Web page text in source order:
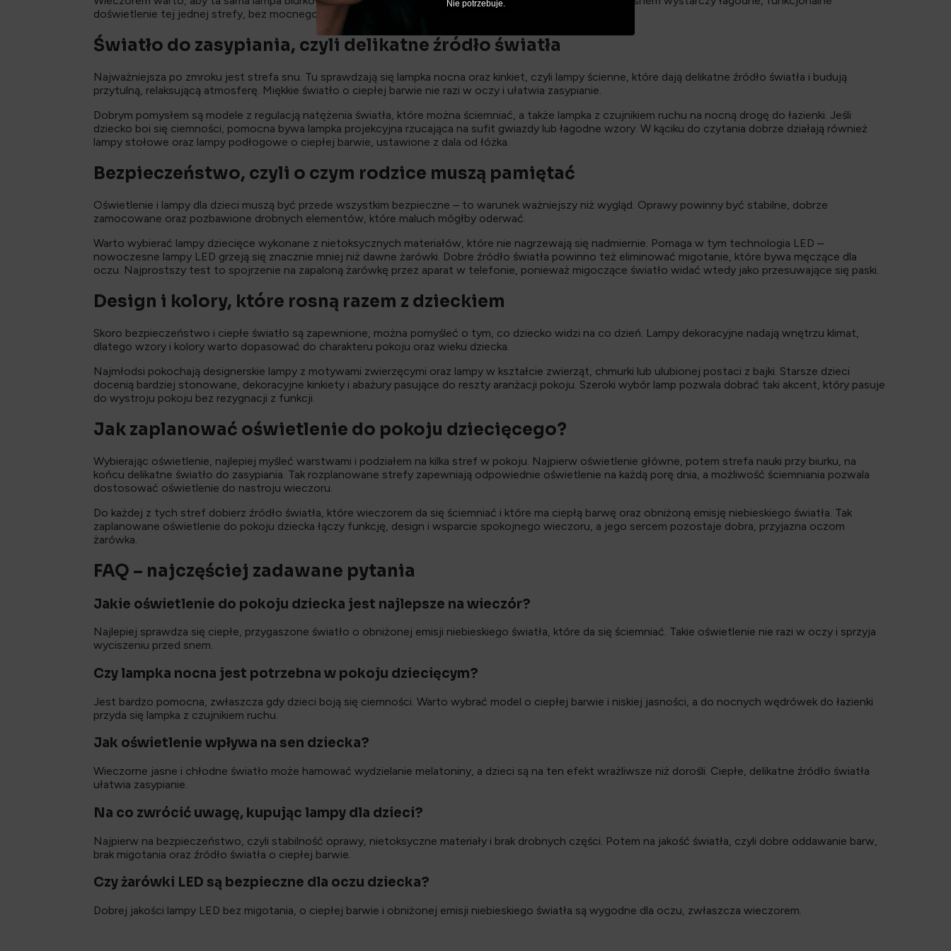
doświetlenie tej jednej strefy, bez mocnego, pobudzającego światła.
Światło do zasypiania, czyli delikatne źródło światła
Najważniejsza po zmroku jest strefa snu. Tu sprawdzają się lampka nocna oraz kinkiet, czyli lampy ścienne, które dają delikatne źródło światła i budują
przytulną, relaksującą atmosferę. Miękkie światło o ciepłej barwie nie razi w oczy i ułatwia zasypianie.
Dobrym pomysłem są modele z regulacją natężenia światła, które można ściemniać, a także lampka z czujnikiem ruchu na nocną drogę do łazienki. Jeśli
dziecko boi się ciemności, pomocna bywa lampka projekcyjna rzucająca na sufit gwiazdy lub łagodne wzory. W kąciku do czytania dobrze działają również
lampy stołowe oraz lampy podłogowe o ciepłej barwie, ustawione z dala od łóżka.
Bezpieczeństwo, czyli o czym rodzice muszą pamiętać
Oświetlenie i lampy dla dzieci muszą być przede wszystkim bezpieczne – to warunek ważniejszy niż wygląd. Oprawy powinny być stabilne, dobrze
zamocowane oraz pozbawione drobnych elementów, które maluch mógłby oderwać.
Warto wybierać lampy dziecięce wykonane z nietoksycznych materiałów, które nie nagrzewają się nadmiernie. Pomaga w tym technologia LED –
nowoczesne lampy LED grzeją się znacznie mniej niż dawne żarówki. Dobre źródło światła powinno też eliminować migotanie, które bywa męczące dla
oczu. Najprostszy test to spojrzenie na zapaloną żarówkę przez aparat w telefonie, ponieważ migoczące światło widać wtedy jako przesuwające się paski.
Design i kolory, które rosną razem z dzieckiem
Skoro bezpieczeństwo i ciepłe światło są zapewnione, można pomyśleć o tym, co dziecko widzi na co dzień. Lampy dekoracyjne nadają wnętrzu klimat,
dlatego wzory i kolory warto dopasować do charakteru pokoju oraz wieku dziecka.
Najmłodsi pokochają designerskie lampy z motywami zwierzęcymi oraz lampy w kształcie zwierząt, chmurki lub ulubionej postaci z bajki. Starsze dzieci
docenią bardziej stonowane, dekoracyjne kinkiety i abażury pasujące do reszty aranżacji pokoju. Szeroki wybór lamp pozwala dobrać taki akcent, który pasuje
do wystroju pokoju bez rezygnacji z funkcji.
Jak zaplanować oświetlenie do pokoju dziecięcego?
Wybierając oświetlenie, najlepiej myśleć warstwami i podziałem na kilka stref w pokoju. Najpierw oświetlenie główne, potem strefa nauki przy biurku, na
końcu delikatne światło do zasypiania. Tak rozplanowane strefy zapewniają odpowiednie oświetlenie na każdą porę dnia, a możliwość ściemniania pozwala
dostosować oświetlenie do nastroju wieczoru.
Do każdej z tych stref dobierz źródło światła, które wieczorem da się ściemniać i które ma ciepłą barwę oraz obniżoną emisję niebieskiego światła. Tak
zaplanowane oświetlenie do pokoju dziecka łączy funkcję, design i wsparcie spokojnego wieczoru, a jego sercem pozostaje dobra, przyjazna oczom
żarówka.
FAQ – najczęściej zadawane pytania
Jakie oświetlenie do pokoju dziecka jest najlepsze na wieczór?
Najlepiej sprawdza się ciepłe, przygaszone światło o obniżonej emisji niebieskiego światła, które da się ściemniać. Takie oświetlenie nie razi w oczy i sprzyja
wyciszeniu przed snem.
Czy lampka nocna jest potrzebna w pokoju dziecięcym?
Jest bardzo pomocna, zwłaszcza gdy dzieci boją się ciemności. Warto wybrać model o ciepłej barwie i niskiej jasności, a do nocnych wędrówek do łazienki
przyda się lampka z czujnikiem ruchu.
Jak oświetlenie wpływa na sen dziecka?
Wieczorne jasne i chłodne światło może hamować wydzielanie melatoniny, a dzieci są na ten efekt wrażliwsze niż dorośli. Ciepłe, delikatne źródło światła
ułatwia zasypianie.
Na co zwrócić uwagę, kupując lampy dla dzieci?
Najpierw na bezpieczeństwo, czyli stabilność oprawy, nietoksyczne materiały i brak drobnych części. Potem na jakość światła, czyli dobre oddawanie barw,
brak migotania oraz źródło światła o ciepłej barwie.
Czy żarówki LED są bezpieczne dla oczu dziecka?
Dobrej jakości lampy LED bez migotania, o ciepłej barwie i obniżonej emisji niebieskiego światła są wygodne dla oczu, zwłaszcza wieczorem.
Nie potrzebuje.